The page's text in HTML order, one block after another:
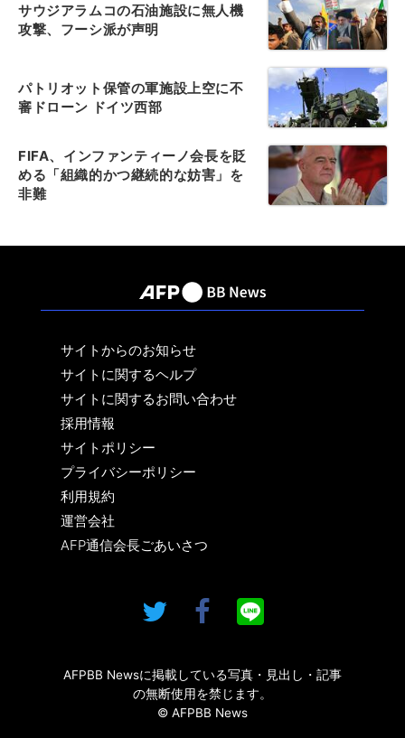
サウジアラムコの石油施設に無人機
攻撃、フーシ派が声明
パトリオット保管の軍施設上空に不
審ドローン ドイツ西部
FIFA、インファンティーノ会長を貶
める「組織的かつ継続的な妨害」を
非難
サイトからのお知らせ
サイトに関するヘルプ
サイトに関するお問い合わせ
採用情報
サイトポリシー
プライバシーポリシー
利用規約
運営会社
AFP通信会長ごあいさつ
AFPBB Newsに掲載している写真・見出し・記事
の無断使用を禁じます。
© AFPBB News